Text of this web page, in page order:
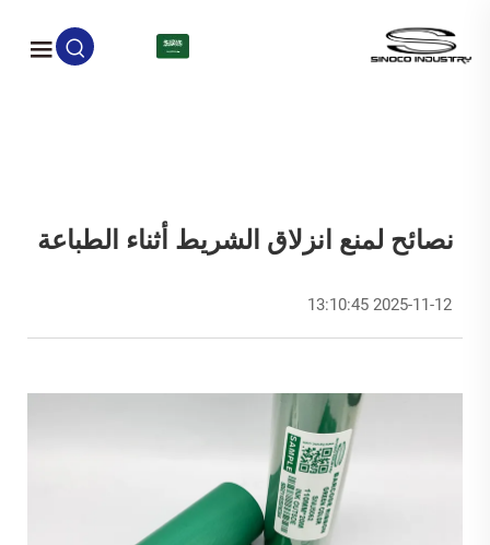
نصائح لمنع انزلاق الشريط أثناء الطباعة
2025-11-12 13:10:45